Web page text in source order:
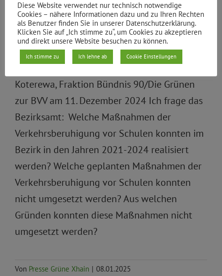
Verkehrsberuhigung vor Schulen
bestellt und was verhindert der
Senat? (DS/1417/VI)
Mündliche Anfrage gestellt von Olja
Koterewa, Fraktion Bündnis 90/Die Grünen
zur BVV am 11. Dezember 2024 Ich frage das
Bezirksamt: Welche Maßnahmen der
Verkehrsberuhigung vor Schulen konnten im
Bezirk in den Jahren 2021-2024 realisiert
werden? Welche geplanten Maßnahmen der
Verkehrsberuhigung vor Schulen konnten
nicht umgesetzt werden? Aus welchen
Gründen konnten diese Maßnahmen nicht
umgesetzt werden?
Von Presse Grüne Xhain | 08.01.2025
Diese Website verwendet nur technisch notwendige
Cookies – nähere Informationen dazu und zu Ihren Rechten
als Benutzer finden Sie in unserer Datenschutzerklärung.
Klicken Sie auf „Ich stimme zu“, um Cookies zu akzeptieren
und direkt unsere Website besuchen zu können.
Ich stimme zu Ich lehne ab Cookie Einstellungen